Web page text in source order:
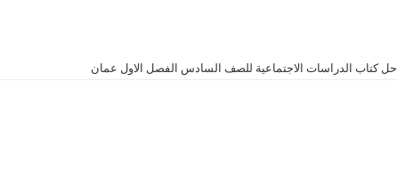
حل كتاب الدراسات الاجتماعية للصف السادس الفصل الاول عمان